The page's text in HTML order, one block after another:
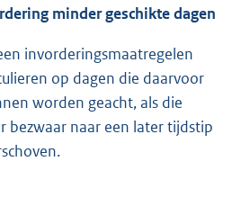
minder geschikte dagen
invorderingsmaatregelen
op dagen die daarvoor
worden geacht, als die
bezwaar naar een later tijdstip